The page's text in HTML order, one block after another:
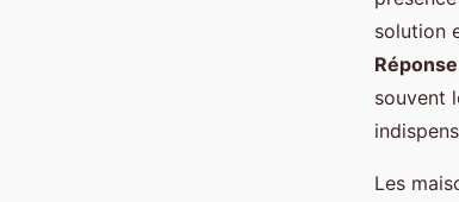
solution
souvent
Les